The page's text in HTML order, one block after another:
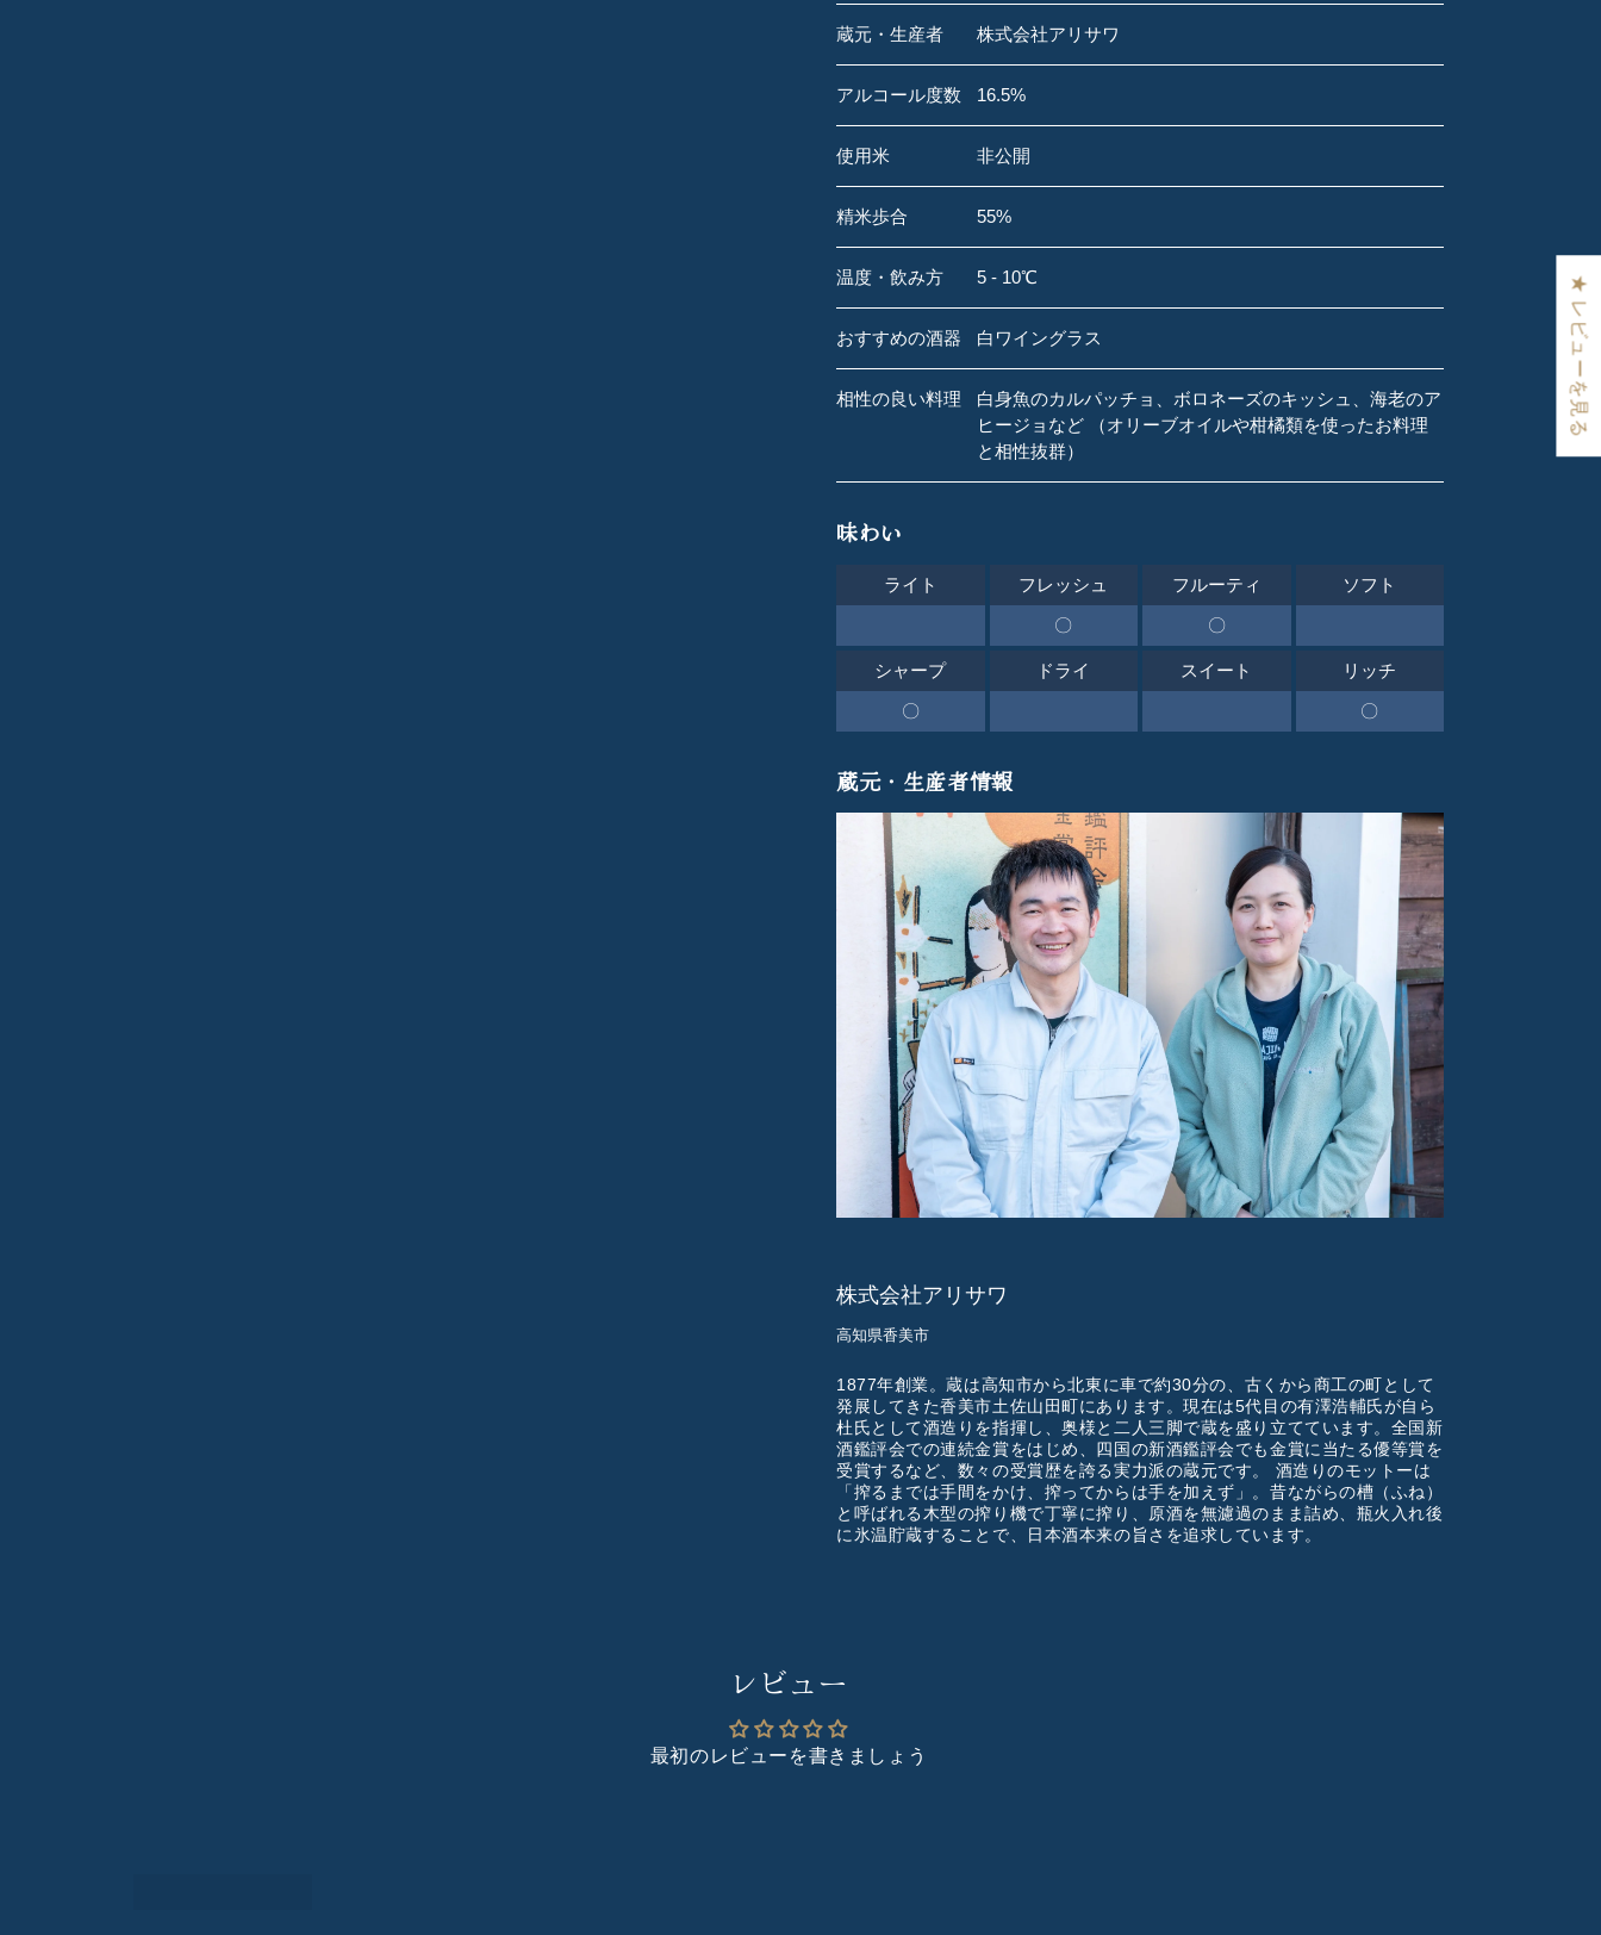
蔵元・生産者 株式会社アリサワ
アルコール度数 16.5%
使用米 非公開
精米歩合 55%
温度・飲み方 5 - 10℃
おすすめの酒器 白ワイングラス
相性の良い料理
白身魚のカルパッチョ、ボロネーズのキッシュ、海老のア
ヒージョなど （オリーブオイルや柑橘類を使ったお料理
と相性抜群）
味わい
ライト
フレッシュ
〇
フルーティ
〇
ソフト
シャープ
〇
ドライ スイート
リッチ
〇
蔵元・生産者情報
株式会社アリサワ
高知県香美市
1877年創業。蔵は高知市から北東に車で約30分の、古くから商工の町として
発展してきた香美市土佐山田町にあります。現在は5代目の有澤浩輔氏が自ら
杜氏として酒造りを指揮し、奥様と二人三脚で蔵を盛り立てています。全国新
酒鑑評会での連続金賞をはじめ、四国の新酒鑑評会でも金賞に当たる優等賞を
受賞するなど、数々の受賞歴を誇る実力派の蔵元です。 酒造りのモットーは
「搾るまでは手間をかけ、搾ってからは手を加えず」。昔ながらの槽（ふね）
と呼ばれる木型の搾り機で丁寧に搾り、原酒を無濾過のまま詰め、瓶火入れ後
に氷温貯蔵することで、日本酒本来の旨さを追求しています。
レビュー
最初のレビューを書きましょう
★ レビューを見る